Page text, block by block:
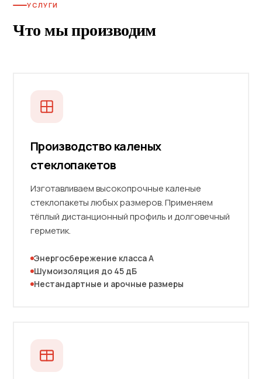
УСЛУГИ
Что мы производим
Производство каленых
стеклопакетов
Изготавливаем высокопрочные каленые
стеклопакеты любых размеров. Применяем
тёплый дистанционный профиль и долговечный
герметик.
Энергосбережение класса А
Шумоизоляция до 45 дБ
Нестандартные и арочные размеры